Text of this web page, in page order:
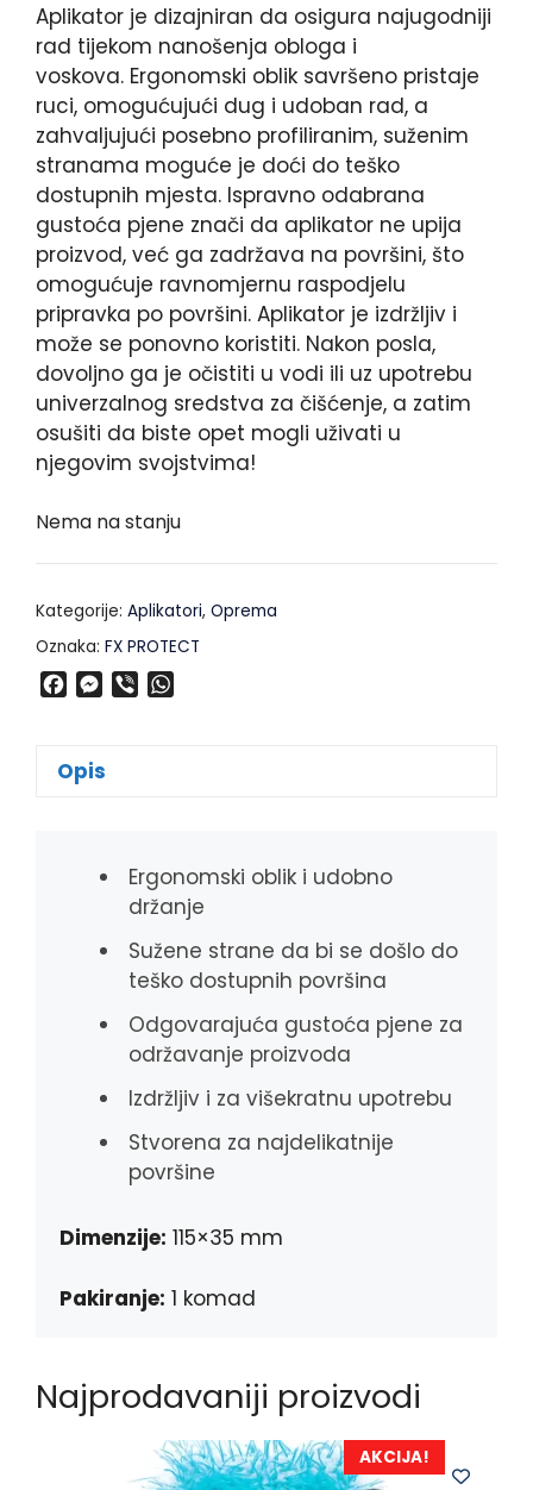
Aplikator je dizajniran da osigura najugodniji
rad tijekom nanošenja obloga i
voskova. Ergonomski oblik savršeno pristaje
ruci, omogućujući dug i udoban rad, a
zahvaljujući posebno profiliranim, suženim
stranama moguće je doći do teško
dostupnih mjesta. Ispravno odabrana
gustoća pjene znači da aplikator ne upija
proizvod, već ga zadržava na površini, što
omogućuje ravnomjernu raspodjelu
pripravka po površini. Aplikator je izdržljiv i
može se ponovno koristiti. Nakon posla,
dovoljno ga je očistiti u vodi ili uz upotrebu
univerzalnog sredstva za čišćenje, a zatim
osušiti da biste opet mogli uživati ​​u
njegovim svojstvima!
Nema na stanju
Kategorije: Aplikatori, Oprema
Oznaka: FX PROTECT
e
b
M
s
e
p
Opis
Ergonomski oblik i udobno
držanje
Sužene strane da bi se došlo do
teško dostupnih površina
Odgovarajuća gustoća pjene za
održavanje proizvoda
Izdržljiv i za višekratnu upotrebu
Stvorena za najdelikatnije
površine
Dimenzije: 115×35 mm
Pakiranje: 1 komad
Najprodavaniji proizvodi
AKCIJA!